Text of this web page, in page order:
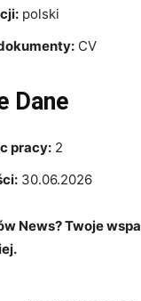
polski
CV
Dane
pracy: 2
30.06.2026
News? Twoje